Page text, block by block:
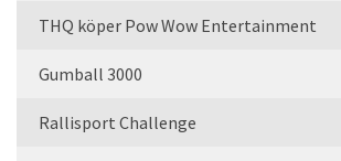
THQ köper Pow Wow Entertainment
Gumball 3000
Rallisport Challenge